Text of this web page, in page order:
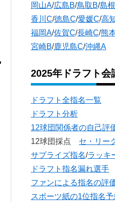
岡山A/広島B/鳥取B/島
香川C/徳島C/愛媛C/高
福岡A/佐賀C/長崎C/熊
宮崎B/鹿児島C/沖縄A
2025年ドラフト会
ドラフト全指名一覧
ドラフト分析
12球団関係者の自己評
12球団採点 セ・リー
サプライズ指名/ラッキ
ドラフト指名漏れ選手
ファンによる指名の評
スポーツ紙の1位指名